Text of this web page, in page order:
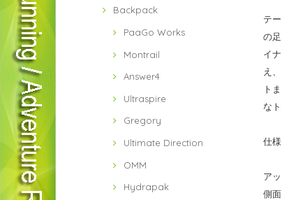
Backpack
PaaGo Works
Montrail
Answer4
Ultraspire
Gregory
Ultimate Direction
OMM
Hydrapak
テ
の
イ
え
ト
な
仕様
ア
側